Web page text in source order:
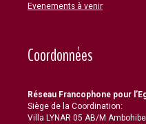
Evenements à venir
Coordonnées
Réseau Francophone pour
Siège de la Coordination:
Villa LYNAR 05 AB/M